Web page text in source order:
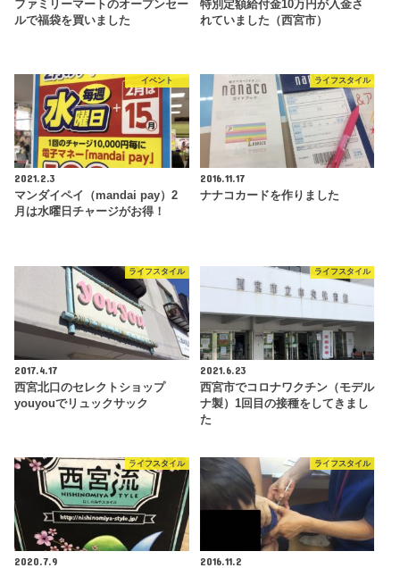
ファミリーマートのオープンセー
ルで福袋を買いました
特別定額給付金10万円が入金さ
れていました（西宮市）
イベント
2021.2.3
マンダイペイ（mandai pay）2
月は水曜日チャージがお得！
ライフスタイル
2016.11.17
ナナコカードを作りました
ライフスタイル
2017.4.17
西宮北口のセレクトショップ
youyouでリュックサック
ライフスタイル
2021.6.23
西宮市でコロナワクチン（モデル
ナ製）1回目の接種をしてきまし
た
ライフスタイル
2020.7.9
ライフスタイル
2016.11.2